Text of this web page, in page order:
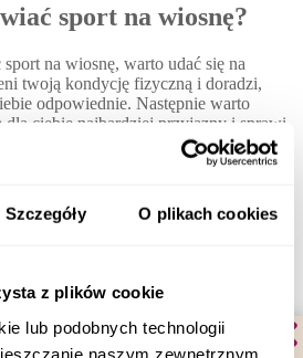
Szczegóły O plikach cookies
z plików cookie
lub podobnych technologii
naszym zewnętrznym
sport na wiosnę?
na wiosnę, warto udać się na
twoją kondycję fizyczną i doradzi,
odpowiednie. Następnie warto
ciebie najbardziej przyjazny i sprawi
Nie należy przesadzać na początku i
i ograniczyć ryzyko urazów. Warto też
treningów, nie przeciążając
trwała co najmniej 30 minut